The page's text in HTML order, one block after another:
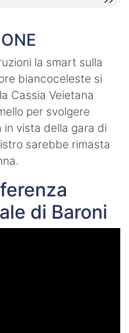
la smart sulla
biancoceleste si
Cassia Veietana
per svolgere
vista della gara di
sarebbe rimasta
di Baroni